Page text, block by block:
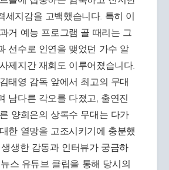
세지감을 고백했습니다. 특히 이
거 예능 프로그램 골 때리는 그
선수로 인연을 맺었던 가수 알
제지간 재회도 이루어졌습니다.
태영 감독 앞에서 최고의 무대
남다른 각오를 다졌고, 출연진
양희은의 상록수 무대는 다가
한 열망을 고조시키기에 충분했
생한 감동과 인터뷰가 궁금하
스 유튜브 클립을 통해 당시의